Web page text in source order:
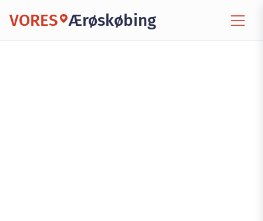
VORES Ærøskøbing